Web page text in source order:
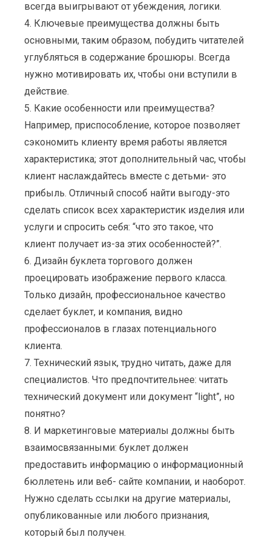
всегда выигрывают от убеждения, логики.
4. Ключевые преимущества должны быть
основными, таким образом, побудить читателей
углубляться в содержание брошюры. Всегда
нужно мотивировать их, чтобы они вступили в
действие.
5. Какие особенности или преимущества?
Например, приспособление, которое позволяет
сэкономить клиенту время работы является
характеристика; этот дополнительный час, чтобы
клиент наслаждайтесь вместе с детьми- это
прибыль. Отличный способ найти выгоду-это
сделать список всех характеристик изделия или
услуги и спросить себя: “что это такое, что
клиент получает из-за этих особенностей?”.
6. Дизайн буклета торгового должен
проецировать изображение первого класса.
Только дизайн, профессиональное качество
сделает буклет, и компания, видно
профессионалов в глазах потенциального
клиента.
7. Технический язык, трудно читать, даже для
специалистов. Что предпочтительнее: читать
технический документ или документ “light”, но
понятно?
8. И маркетинговые материалы должны быть
взаимосвязанными: буклет должен
предоставить информацию о информационный
бюллетень или веб- сайте компании, и наоборот.
Нужно сделать ссылки на другие материалы,
опубликованные или любого признания,
который был получен.